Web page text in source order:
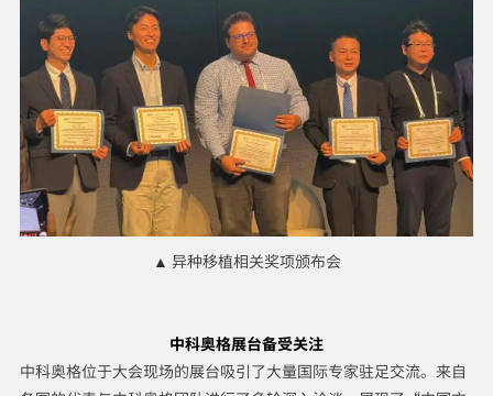
▲ 异种移植相关奖项颁布会
中科奥格展台备受关注
中科奥格位于大会现场的展台吸引了大量国际专家驻足交流。来自